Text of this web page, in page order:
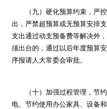
（九）硬化预算约束，严
出，严禁超预算或无预算安排
支出通过动支预备费等解决外
须出台的，通过以后年度预算
序报请人大常委会审批。
（十）加强过程管理，节
电、节约使用办公家具、设备